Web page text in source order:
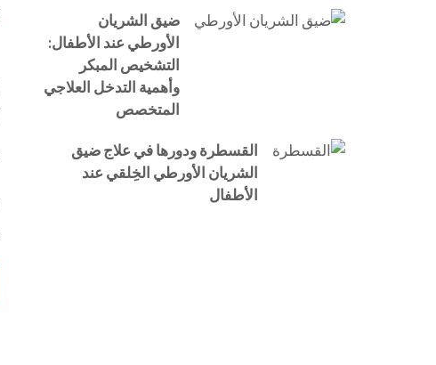
ضيق الشريان
الأورطي عند الأطفال:
التشخيص المبكر
وأهمية التدخل العلاجي
المتخصص
القسطرة ودورها في علاج ضيق
الشريان الأورطي الخِلقي عند
الأطفال